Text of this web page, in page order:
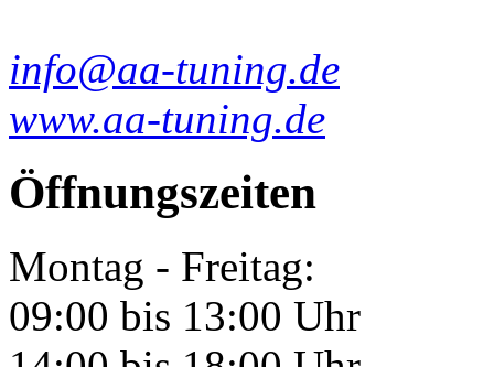
info@aa-tuning.de
www.aa-tuning.de
Öffnungszeiten
Montag - Freitag:
09:00 bis 13:00 Uhr